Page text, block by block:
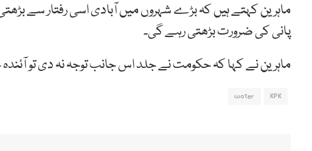
ماہرین کہتے ہیں کہ بڑے شہروں میں آبادی اسی رفتار سے
پانی کی ضرورت بڑھتی رہے گی۔
ماہرین نے کہا کہ حکومت نے جلد اس جانب توجہ نہ دی تو
KPK
water